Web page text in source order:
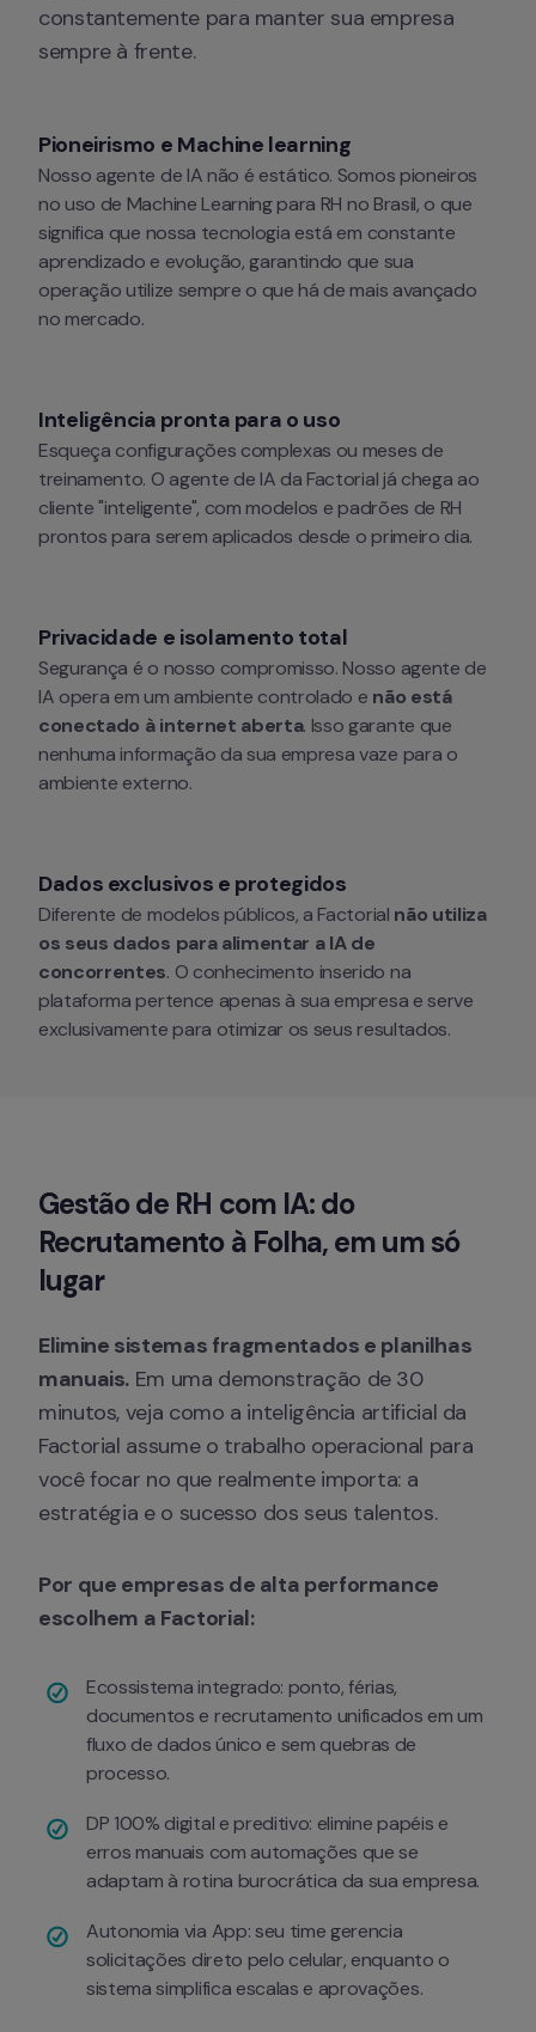
constantemente para manter sua empresa
sempre à frente.
Pioneirismo e Machine learning
Nosso agente de IA não é estático. Somos pioneiros
no uso de Machine Learning para RH no Brasil, o que
significa que nossa tecnologia está em constante
aprendizado e evolução, garantindo que sua
operação utilize sempre o que há de mais avançado
no mercado.
Inteligência pronta para o uso
Esqueça configurações complexas ou meses de
treinamento. O agente de IA da Factorial já chega ao
cliente "inteligente", com modelos e padrões de RH
prontos para serem aplicados desde o primeiro dia.
Privacidade e isolamento total
Segurança é o nosso compromisso. Nosso agente de
IA opera em um ambiente controlado e não está
conectado à internet aberta. Isso garante que
nenhuma informação da sua empresa vaze para o
ambiente externo.
Dados exclusivos e protegidos
Diferente de modelos públicos, a Factorial não utiliza
os seus dados para alimentar a IA de
concorrentes. O conhecimento inserido na
plataforma pertence apenas à sua empresa e serve
exclusivamente para otimizar os seus resultados.
Gestão de RH com IA: do
Recrutamento à Folha, em um só
lugar
Elimine sistemas fragmentados e planilhas
manuais. Em uma demonstração de 30
minutos, veja como a inteligência artificial da
Factorial assume o trabalho operacional para
você focar no que realmente importa: a
estratégia e o sucesso dos seus talentos.
Por que empresas de alta performance
escolhem a Factorial:
Ecossistema integrado: ponto, férias,
documentos e recrutamento unificados em um
fluxo de dados único e sem quebras de
processo.
DP 100% digital e preditivo: elimine papéis e
erros manuais com automações que se
adaptam à rotina burocrática da sua empresa.
Autonomia via App: seu time gerencia
solicitações direto pelo celular, enquanto o
sistema simplifica escalas e aprovações.